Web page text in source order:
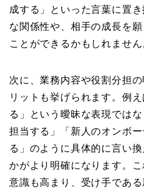
成する」といった言葉に置
な関係性や、相手の成長を
ことができるかもしれません
次に、業務内容や役割分担
リットも挙げられます。例
る」という曖昧な表現では
担当する」「新人のオンボ
る」のように具体的に言い
かがより明確になります。
意識も高まり、受け手であ